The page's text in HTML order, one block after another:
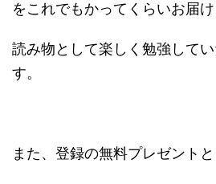
をこれでもかってくらいお届け
読み物として楽しく勉強して
す。
また、登録の無料プレゼントと